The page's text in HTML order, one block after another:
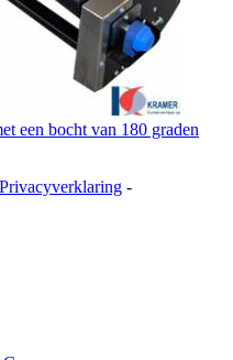
een bocht van 180 graden
Privacyverklaring -